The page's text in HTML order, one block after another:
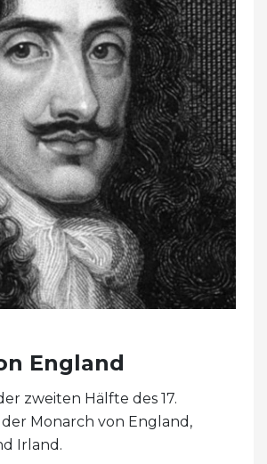
England
zweiten Hälfte des 17.
Monarch von England,
Irland.